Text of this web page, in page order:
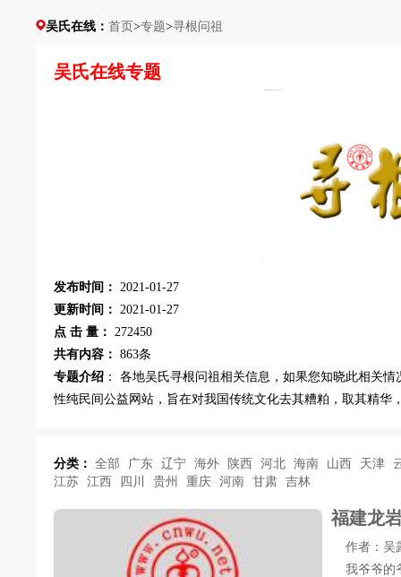
吴氏在线： 首页 >专题>寻根问祖
吴氏在线专题
发布时间： 2021-01-27
更新时间： 2021-01-27
点 击 量： 272450
共有内容： 863条
专题介绍 ： 各地吴氏寻根问祖相关信息，如果您知晓此相关
性纯民间公益网站，旨在对我国传统文化去其糟粕，取其精华
分类： 全部 广东 辽宁 海外 陕西 河北 海南 山西 天津
江苏 江西 四川 贵州 重庆 河南 甘肃 吉林
福建龙
作者：吴
我爷爷的